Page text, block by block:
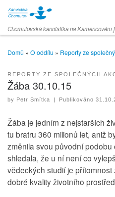
Skip to content
Chomutovská kanoistika na Kamencovém
Domů » O oddílu » Reporty ze
REPORTY ZE SPOLEČNÝCH
Žába 30.10.15
by Petr Smítka | Publikováno
Žába je jedním z nejstarších
tu bratru 360 milionů let, aniž
změnila svou původní podobu
shledala, že u ní není co
vědeckých studií je
dobré kvality životního